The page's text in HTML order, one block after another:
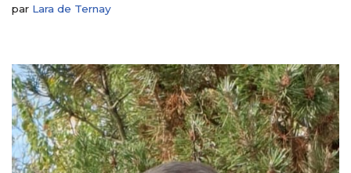
par Lara de Ternay